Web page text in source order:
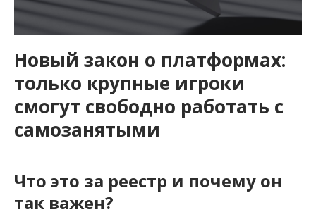
Новый закон о платформах:
только крупные игроки
смогут свободно работать с
самозанятыми
Что это за реестр и почему он
так важен?